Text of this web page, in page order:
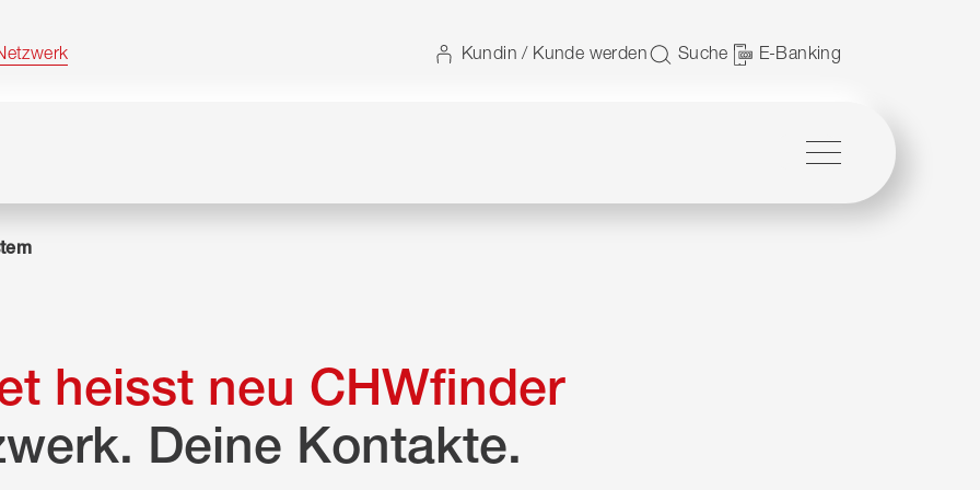
Kundin / Kunde werden Suche E-Banking
heisst neu CHWfinder
Deine Kontakte.